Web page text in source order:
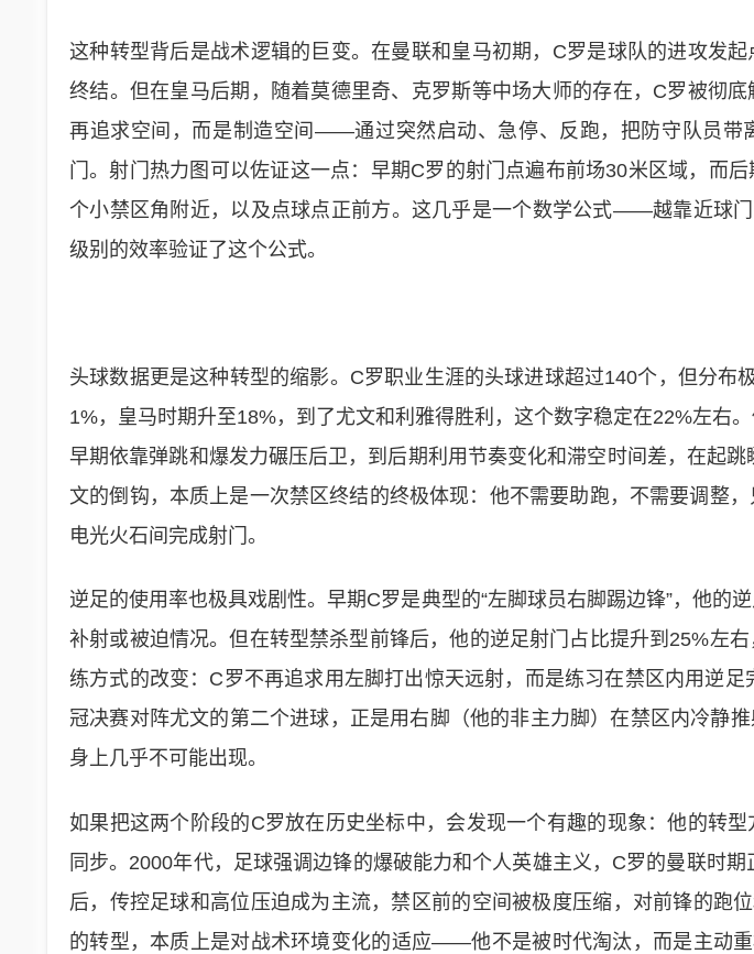
这种转型背后是战术逻辑的巨变。在曼联和皇马初期，C罗是球队的进攻发
终结。但在皇马后期，随着莫德里奇、克罗斯等中场大师的存在，C罗被彻
再追求空间，而是制造空间——通过突然启动、急停、反跑，把防守队员带
门。射门热力图可以佐证这一点：早期C罗的射门点遍布前场30米区域，而
个小禁区角附近，以及点球点正前方。这几乎是一个数学公式——越靠近球
级别的效率验证了这个公式。
头球数据更是这种转型的缩影。C罗职业生涯的头球进球超过140个，但分布
1%，皇马时期升至18%，到了尤文和利雅得胜利，这个数字稳定在22%左
早期依靠弹跳和爆发力碾压后卫，到后期利用节奏变化和滞空时间差，在起
文的倒钩，本质上是一次禁区终结的终极体现：他不需要助跑，不需要调整
电光火石间完成射门。
逆足的使用率也极具戏剧性。早期C罗是典型的“左脚球员右脚踢边锋”，他的
补射或被迫情况。但在转型禁杀型前锋后，他的逆足射门占比提升到25%左
练方式的改变：C罗不再追求用左脚打出惊天远射，而是练习在禁区内用逆
冠决赛对阵尤文的第二个进球，正是用右脚（他的非主力脚）在禁区内冷静
身上几乎不可能出现。
如果把这两个阶段的C罗放在历史坐标中，会发现一个有趣的现象：他的转
同步。2000年代，足球强调边锋的爆破能力和个人英雄主义，C罗的曼联时
后，传控足球和高位压迫成为主流，禁区前的空间被极度压缩，对前锋的跑
的转型，本质上是对战术环境变化的适应——他不是被时代淘汰，而是主动